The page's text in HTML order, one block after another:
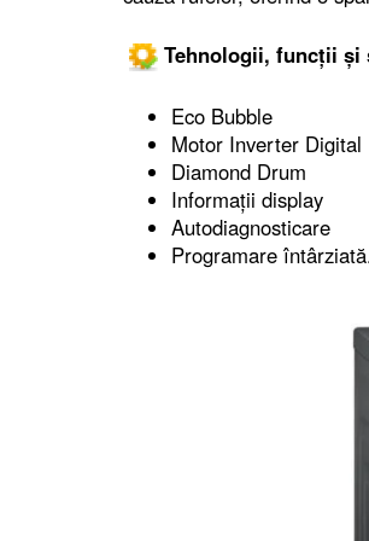
Tehnologii, funcții și
Eco Bubble
Motor Inverter Digital
Diamond Drum
Informații display
Autodiagnosticare
Programare